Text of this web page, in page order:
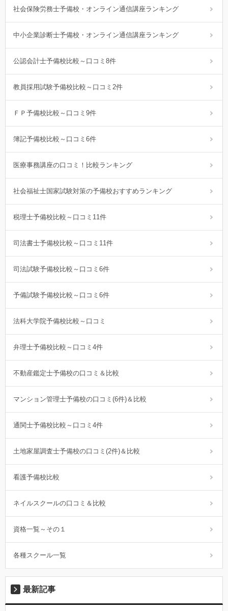
社会保険労務士予備校・オンライン通信講座ランキング
中小企業診断士予備校・オンライン通信講座ランキング
公認会計士予備校比較～口コミ8件
教員採用試験予備校比較～口コミ2件
ＦＰ予備校比較～口コミ9件
簿記予備校比較～口コミ6件
医療事務講座の口コミ！比較ランキング
社会福祉士国家試験対策の予備校おすすめランキング
税理士予備校比較～口コミ11件
司法書士予備校比較～口コミ11件
司法試験予備校比較～口コミ6件
予備試験予備校比較～口コミ6件
法科大学院予備校比較～口コミ
弁理士予備校比較～口コミ4件
不動産鑑定士予備校の口コミ＆比較
マンション管理士予備校の口コミ(6件)＆比較
通関士予備校比較～口コミ4件
土地家屋調査士予備校の口コミ(2件)＆比較
看護予備校比較
ネイルスクールの口コミ＆比較
資格一覧～その１
各種スクール一覧
最新記事